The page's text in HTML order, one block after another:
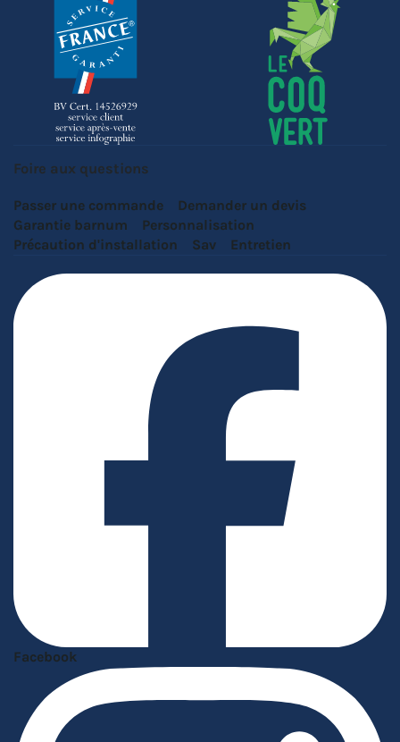
Foire aux questions
Passer une commande
Demander un devis
Garantie barnum
Personnalisation
Précaution d'installation
Sav Entretien
Facebook